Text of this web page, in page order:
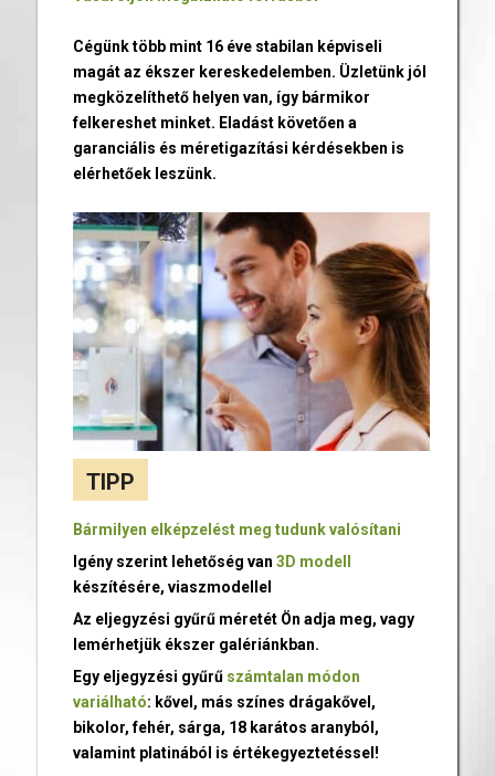
Cégünk több mint 16 éve stabilan képviseli
magát az ékszer kereskedelemben. Üzletünk jól
megközelíthető helyen van, így bármikor
felkereshet minket. Eladást követően a
garanciális és méretigazítási kérdésekben is
elérhetőek leszünk.
TIPP
Bármilyen elképzelést meg tudunk valósítani
Igény szerint lehetőség van 3D modell
készítésére, viaszmodellel
Az eljegyzési gyűrű méretét Ön adja meg, vagy
lemérhetjük ékszer galériánkban.
Egy eljegyzési gyűrű számtalan módon
variálható: kővel, más színes drágakővel,
bikolor, fehér, sárga, 18 karátos aranyból,
valamint platinából is értékegyeztetéssel!